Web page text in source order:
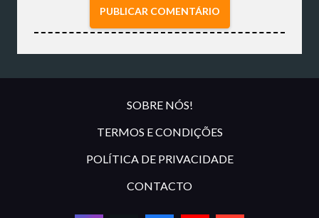
PUBLICAR COMENTÁRIO
SOBRE NÓS!
TERMOS E CONDIÇÕES
POLÍTICA DE PRIVACIDADE
CONTACTO